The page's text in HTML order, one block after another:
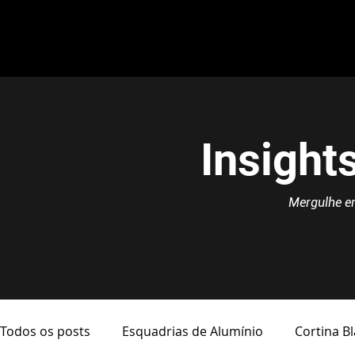
Mergulhe
Todos os posts Esquadrias de Alumínio Cortina